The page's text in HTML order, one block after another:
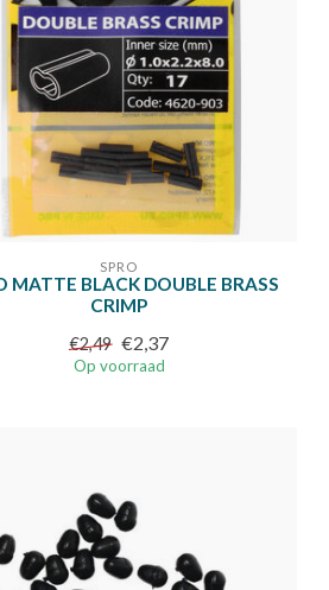
SPRO
MATTE BLACK DOUBLE BRASS
CRIMP
€2,49 €2,37
Op voorraad